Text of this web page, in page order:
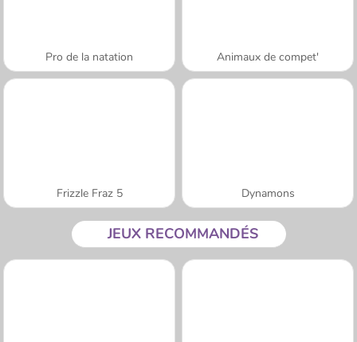
Pro de la natation Animaux de compet'
Frizzle Fraz 5 Dynamons
JEUX RECOMMANDÉS